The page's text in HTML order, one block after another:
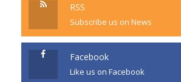
RSS
Subscribe us on News
Facebook
Like us on Facebook